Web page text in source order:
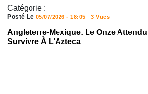
Catégorie :
Posté Le 05/07/2026 - 18:05 3 Vues
Angleterre-Mexique: Le Onze
Survivre À L’Azteca